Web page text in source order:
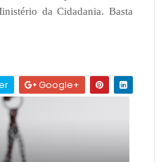
da Cidadania. Basta
Google+